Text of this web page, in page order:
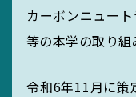
カーボンニュー
等の本学の取り組
令和6年11月に策